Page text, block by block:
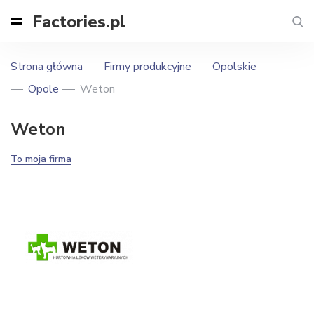
Factories.pl
Strona główna Firmy produkcyjne
Opolskie
Opole
Weton
Weton
To moja firma